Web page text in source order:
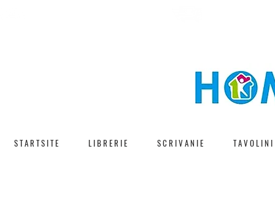
S T A R T S I T E L I B R E R I E S C R I V A N I E T A V O L I N I